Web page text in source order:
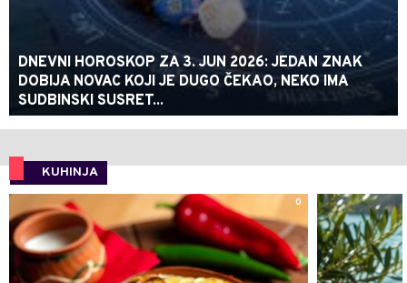
DNEVNI HOROSKOP ZA 3. JUN 2026: JEDAN ZNAK
DOBIJA NOVAC KOJI JE DUGO ČEKAO, NEKO IMA
SUDBINSKI SUSRET...
KUHINJA
0